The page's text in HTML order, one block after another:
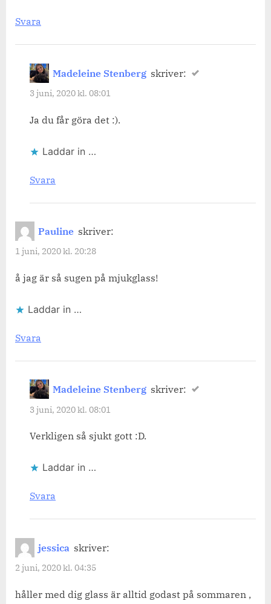
Svara
Madeleine Stenberg skriver:
3 juni, 2020 kl. 08:01
Ja du får göra det :).
Laddar in …
Svara
Pauline skriver:
1 juni, 2020 kl. 20:28
å jag är så sugen på mjukglass!
Laddar in …
Svara
Madeleine Stenberg skriver:
3 juni, 2020 kl. 08:01
Verkligen så sjukt gott :D.
Laddar in …
Svara
jessica skriver:
2 juni, 2020 kl. 04:35
håller med dig glass är alltid godast på sommaren ,